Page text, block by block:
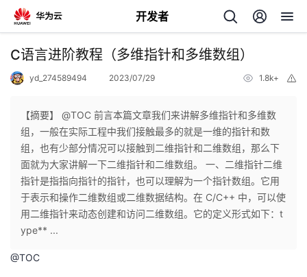
开发者
返
个
人
主
页
我
的
开
C语言进阶教程（多维指针和多维数组）
yd_274589494 2023/07/29 1.8k+
【摘要】 @TOC 前言本篇文章我们来讲解多维指针和多维数
组，一般在实际工程中我们接触最多的就是一维的指针和数
组，也有少部分情况可以接触到二维指针和二维数组，那么下
面就为大家讲解一下二维指针和二维数组。 一、二维指针二维
指针是指指向指针的指针，也可以理解为一个指针数组。它用
于表示和操作二维数组或二维数据结构。在 C/C++ 中，可以使
用二维指针来动态创建和访问二维数组。它的定义形式如下：t
ype** ...
@TOC